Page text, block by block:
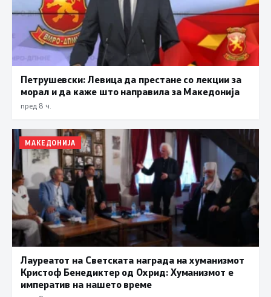
Петрушевски: Левица да престане со лекции за
морал и да каже што направила за Македонија
пред 8 ч.
МАКЕДОНИЈА
Лауреатот на Светската награда на хуманизмот
Кристоф Бенедиктер од Охрид: Хуманизмот е
императив на нашето време